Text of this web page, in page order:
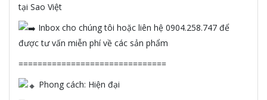
tại Sao Việt
Inbox cho chúng tôi hoặc liên hệ 0904.258.747 để
được tư vấn miễn phí về các sản phẩm
===============================
Phong cách: Hiện đại